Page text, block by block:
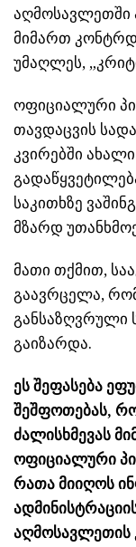
აღმოსავლეთში
მიმართ
უმაღლეს,
ოფიციალური
თავდაცვის
კვირებში
საკითხზე
მზარდ
მათი თქმით,
გაავრცელა,
განსაზღვრული
გაიზარდა.
ეს შეფასება
შეშფოთებას,
ძალისხმევას
ოფიციალური
რათა მიიღოს
აღმოსავლეთის